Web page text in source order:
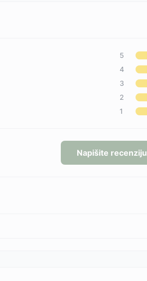
5
4
3
2
1
Napišite recenziju